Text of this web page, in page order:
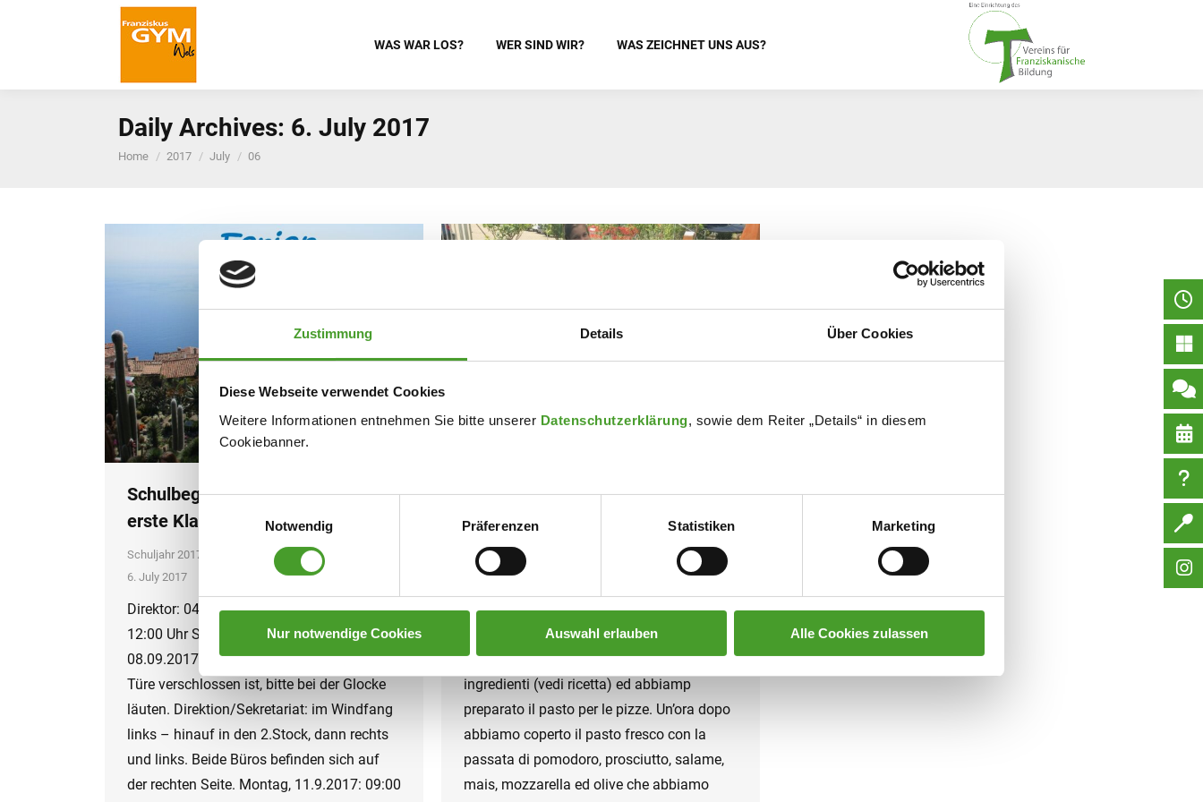
Zustimmung Details Über Cookies
Diese Webseite verwendet Cookies
Weitere Informationen entnehmen Sie bitte unserer Datenschutzerklärung, sowie dem Reiter „Details“ in diesem
Cookiebanner.
Einwilligungsauswahl
Notwendig
Präferenzen Statistiken Marketing
Nur notwendige Cookies Auswahl erlauben Alle Cookies zulassen
WAS WAR LOS? WER SIND WIR? WAS ZEICHNET UNS AUS?
Daily Archives: 6. July 2017
You are here:
Home 2017 July 06
Schulbeginn 2017/18 – Einteilung
erste Klassen, 5. Klasse ORG
Schuljahr 2017/18
innpuls Werbeagentur
6. July 2017
Direktor: 04.09. – 08.09.2017 09:00 –
12:00 Uhr Sekretariat: 04.09. –
08.09.2017 08:00 – 12:00 Uhr Wenn die
Türe verschlossen ist, bitte bei der Glocke
läuten. Direktion/Sekretariat: im Windfang
links – hinauf in den 2.Stock, dann rechts
und links. Beide Büros befinden sich auf
der rechten Seite. Montag, 11.9.2017: 09:00
GRANDE FINALE – PREPARIAMO
PIZZA
Schuljahr 2016/17
innpuls Werbeagentur
6. July 2017
Per festeggiare la fine dell’anno scolastico
abbiamo deciso di mangiare pizze fatte a
scuola! La prof ha organizzato gli
ingredienti (vedi ricetta) ed abbiamp
preparato il pasto per le pizze. Un’ora dopo
abbiamo coperto il pasto fresco con la
passata di pomodoro, prosciutto, salame,
mais, mozzarella ed olive che abbiamo